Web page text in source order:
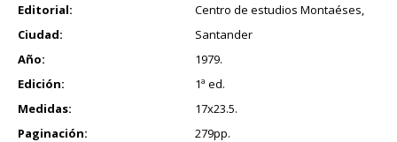
Editorial:
Centro de estudios Montaéses,
Ciudad:
Santander
Año:
1979.
Edición:
1ª ed.
Medidas:
17x23.5.
Paginación:
279pp.